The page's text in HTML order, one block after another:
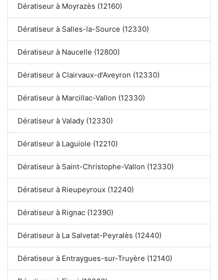
Dératiseur à Moyrazès (12160)
Dératiseur à Salles-la-Source (12330)
Dératiseur à Naucelle (12800)
Dératiseur à Clairvaux-d'Aveyron (12330)
Dératiseur à Marcillac-Vallon (12330)
Dératiseur à Valady (12330)
Dératiseur à Laguiole (12210)
Dératiseur à Saint-Christophe-Vallon (12330)
Dératiseur à Rieupeyroux (12240)
Dératiseur à Rignac (12390)
Dératiseur à La Salvetat-Peyralès (12440)
Dératiseur à Entraygues-sur-Truyère (12140)